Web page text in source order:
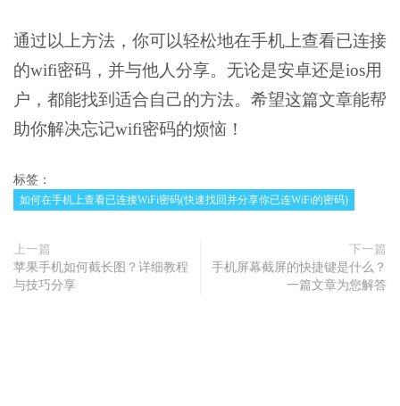
通过以上方法，你可以轻松地在手机上查看已连接
的wifi密码，并与他人分享。无论是安卓还是ios用
户，都能找到适合自己的方法。希望这篇文章能帮
助你解决忘记wifi密码的烦恼！
标签：
如何在手机上查看已连接WiFi密码(快速找回并分享你已连WiFi的密码)
上一篇
苹果手机如何截长图？详细教程
与技巧分享
下一篇
手机屏幕截屏的快捷键是什么？
一篇文章为您解答